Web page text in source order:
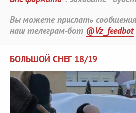
Вы можете прислать
наш телеграм-бот @Vz_feedbot
БОЛЬШОЙ СНЕГ 18/19